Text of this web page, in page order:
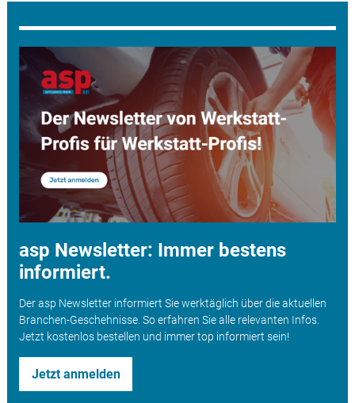
asp Newsletter: Immer bestens
informiert.
Der asp Newsletter informiert Sie werktäglich über die aktuellen
Branchen-Geschehnisse. So erfahren Sie alle relevanten Infos.
Jetzt kostenlos bestellen und immer top informiert sein!
Jetzt anmelden